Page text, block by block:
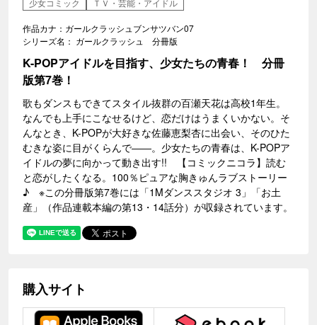
少女コミック
ＴＶ・芸能・アイドル
作品カナ：ガールクラッシュブンサツバン07
シリーズ名： ガールクラッシュ 分冊版
K-POPアイドルを目指す、少女たちの青春！ 分冊
版第7巻！
歌もダンスもできてスタイル抜群の百瀬天花は高校1年生。
なんでも上手にこなせるけど、恋だけはうまくいかない。そ
んなとき、K-POPが大好きな佐藤恵梨杏に出会い、そのひた
むきな姿に目がくらんで――。少女たちの青春は、K-POPア
イドルの夢に向かって動き出す!! 【コミックニコラ】読む
と恋がしたくなる。100％ピュアな胸きゅんラブストーリー
♪ ※この分冊版第7巻には「1Mダンススタジオ 3」「お土
産」（作品連載本編の第13・14話分）が収録されています。
購入サイト